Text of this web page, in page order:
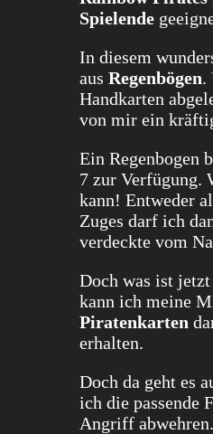
Spielende
In diesem
aus Regenbögen.
Handkarten
von mir ein
Ein Regenbogen
7 zur Verfügung.
kann! Entweder
Zuges darf ich
verdeckte vom
Doch was ist
kann ich meine
Piratenkarten
erhalten.
Doch da geht es
ich die passende
Angriff abwehren.